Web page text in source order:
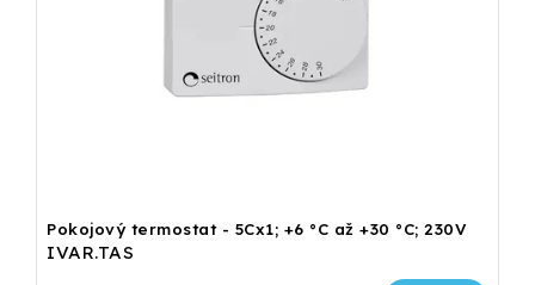
Pokojový termostat - 5Cx1; +6 °C až +30 °C; 230V
IVAR.TAS